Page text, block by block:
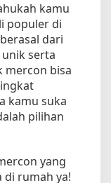
kamu
populer di
dari
unik serta
mercon bisa
kamu suka
pilihan
yang
di rumah ya!